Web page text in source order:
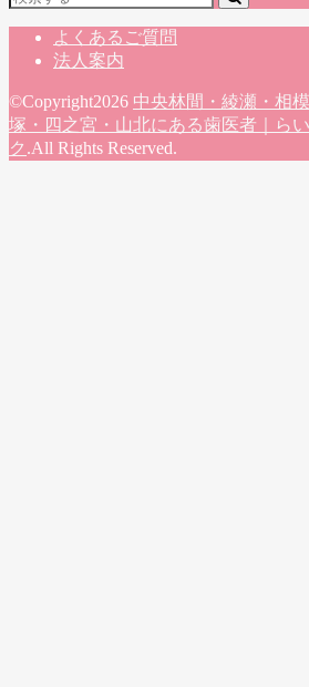
よくあるご質問
法人案内
©Copyright2026 中央林間・綾瀬・相
塚・四之宮・山北にある歯医者｜ら
ク .All Rights Reserved.